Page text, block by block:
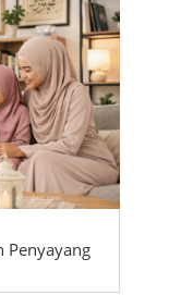
Penyayang